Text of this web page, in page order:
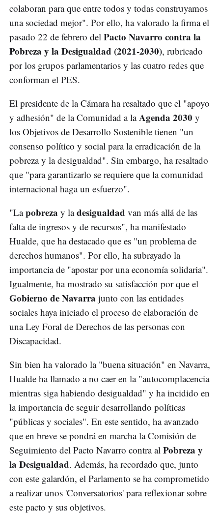
colaboran para que entre todos y todas construyamos
una sociedad mejor". Por ello, ha valorado la firma el
pasado 22 de febrero del Pacto Navarro contra la
Pobreza y la Desigualdad (2021-2030), rubricado
por los grupos parlamentarios y las cuatro redes que
conforman el PES.
El presidente de la Cámara ha resaltado que el "apoyo
y adhesión" de la Comunidad a laAgenda 2030 y
los Objetivos de Desarrollo Sostenible tienen "un
consenso político y social para la erradicación de la
pobreza y la desigualdad". Sin embargo, ha resaltado
que "para garantizarlo se requiere que la comunidad
internacional haga un esfuerzo".
"Lapobreza y ladesigualdad van más allá de las
falta de ingresos y de recursos", ha manifestado
Hualde, que ha destacado que es "un problema de
derechos humanos". Por ello, ha subrayado la
importancia de "apostar por una economía solidaria".
Igualmente, ha mostrado su satisfacción por que el
Gobierno de Navarra junto con las entidades
sociales haya iniciado el proceso de elaboración de
una Ley Foral de Derechos de las personas con
Discapacidad.
Sin bien ha valorado la "buena situación" en Navarra,
Hualde ha llamado a no caer en la "autocomplacencia
mientras siga habiendo desigualdad" y ha incidido en
la importancia de seguir desarrollando políticas
"públicas y sociales". En este sentido, ha avanzado
que en breve se pondrá en marcha la Comisión de
Seguimiento del Pacto Navarro contra al Pobreza y
la Desigualdad. Además, ha recordado que, junto
con este galardón, el Parlamento se ha comprometido
a realizar unos 'Conversatorios' para reflexionar sobre
este pacto y sus objetivos.